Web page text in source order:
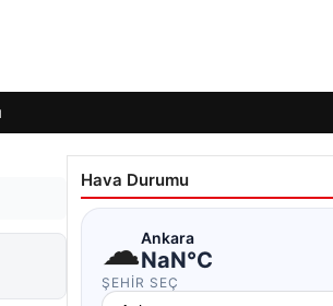
Hava Durumu
☁Ankara
NaN°C
ŞEHIR SEÇ